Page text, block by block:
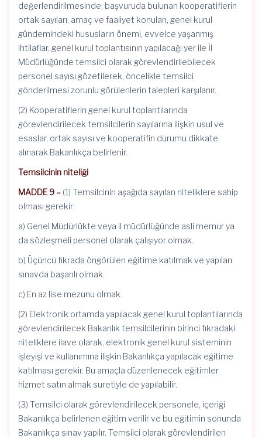
değerlendirilmesinde; başvuruda bulunan kooperatiflerin
ortak sayıları, amaç ve faaliyet konuları, genel kurul
gündemindeki hususların önemi, evvelce yaşanmış
ihtilaflar, genel kurul toplantısının yapılacağı yer ile İl
Müdürlüğünde temsilci olarak görevlendirilebilecek
personel sayısı gözetilerek, öncelikle temsilci
gönderilmesi zorunlu görülenlerin talepleri karşılanır.
(2) Kooperatiflerin genel kurul toplantılarında
görevlendirilecek temsilcilerin sayılarına ilişkin usul ve
esaslar, ortak sayısı ve kooperatifin durumu dikkate
alınarak Bakanlıkça belirlenir.
Temsilcinin niteliği
MADDE 9 – (1) Temsilcinin aşağıda sayılan niteliklere sahip
olması gerekir:
a) Genel Müdürlükte veya il müdürlüğünde asli memur ya
da sözleşmeli personel olarak çalışıyor olmak.
b) Üçüncü fıkrada öngörülen eğitime katılmak ve yapılan
sınavda başarılı olmak.
c) En az lise mezunu olmak.
(2) Elektronik ortamda yapılacak genel kurul toplantılarında
görevlendirilecek Bakanlık temsilcilerinin birinci fıkradaki
niteliklere ilave olarak, elektronik genel kurul sisteminin
işleyişi ve kullanımına ilişkin Bakanlıkça yapılacak eğitime
katılması gerekir. Bu amaçla düzenlenecek eğitimler
hizmet satın almak suretiyle de yapılabilir.
(3) Temsilci olarak görevlendirilecek personele, içeriği
Bakanlıkça belirlenen eğitim verilir ve bu eğitimin sonunda
Bakanlıkça sınav yapılır. Temsilci olarak görevlendirilen